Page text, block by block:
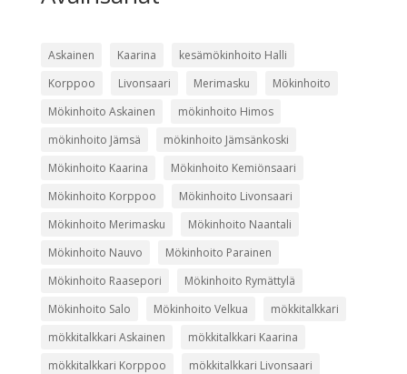
Askainen Kaarina
kesämökinhoito Halli
Korppoo
Livonsaari Merimasku
Mökinhoito
Mökinhoito Askainen
mökinhoito Himos
mökinhoito Jämsä
mökinhoito Jämsänkoski
Mökinhoito Kaarina
Mökinhoito Kemiönsaari
Mökinhoito Korppoo
Mökinhoito Livonsaari
Mökinhoito Merimasku
Mökinhoito Naantali
Mökinhoito Nauvo
Mökinhoito Parainen
Mökinhoito Raasepori
Mökinhoito Rymättylä
Mökinhoito Salo
Mökinhoito Velkua
mökkitalkkari
mökkitalkkari Askainen
mökkitalkkari Kaarina
mökkitalkkari Korppoo
mökkitalkkari Livonsaari